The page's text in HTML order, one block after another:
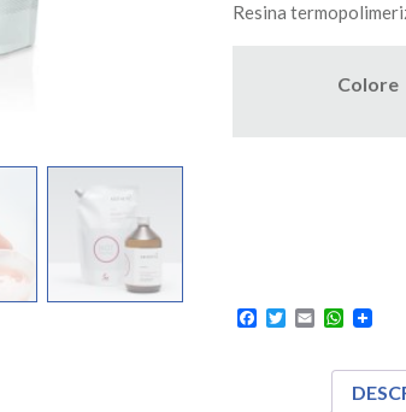
Resina
Colore
Facebook
TwitterEmail